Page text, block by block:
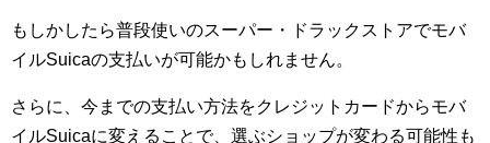
もしかしたら普段使いのスーパー・ドラックストアでモバ
イルSuicaの支払いが可能かもしれません。
さらに、今までの支払い方法をクレジットカードからモバ
イルSuicaに変えることで、選ぶショップが変わる可能性も